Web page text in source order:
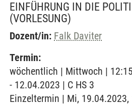
EINFÜHRUNG IN DIE
(VORLESUNG)
Dozent/in: Falk Daviter
Termin:
wöchentlich | Mittwoch |
- 12.04.2023 | C HS 3
Einzeltermin | Mi, 19.04.2023,